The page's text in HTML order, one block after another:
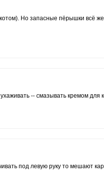
Но запасные пёрышки всё
-- смазывать кремом для
под левую руку то мешают